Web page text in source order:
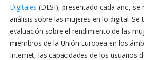
Digitales (DESI), presentado cada año, se
análisis sobre las mujeres en lo digital. Se
evaluación sobre el rendimiento de las
miembros de la Unión Europea en los
Internet, las capacidades de los usuarios